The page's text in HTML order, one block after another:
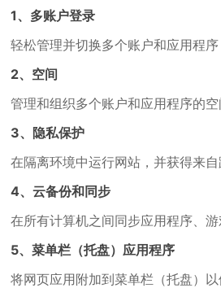
1、多账户登录
轻松管理并切换多个账户和应用程序
2、空间
管理和组织多个账户和应用程序的空
3、隐私保护
在隔离环境中运行网站，并获得来自
4、云备份和同步
在所有计算机之间同步应用程序、游
5、菜单栏（托盘）应用程序
将网页应用附加到菜单栏（托盘）